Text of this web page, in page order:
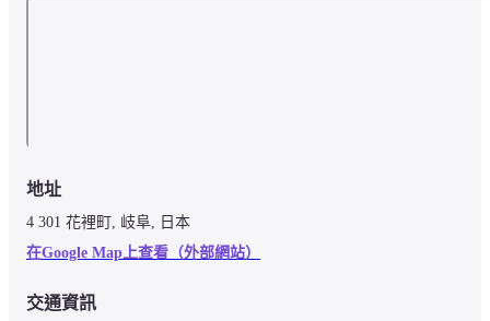
地址
4 301 花裡町, 岐阜, 日本
在Google Map上查看（外部網站）
交通資訊